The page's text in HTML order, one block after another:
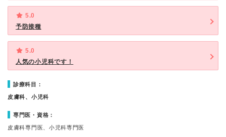
5.0
予防接種
5.0
人気の小児科です！
診療科目：
皮膚科、小児科
専門医・資格：
皮膚科専門医、小児科専門医